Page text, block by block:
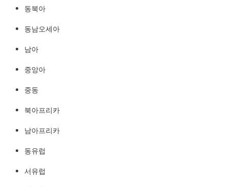
동북아
동남오세아
남아
중앙아
중동
북아프리카
남아프리카
동유럽
서유럽